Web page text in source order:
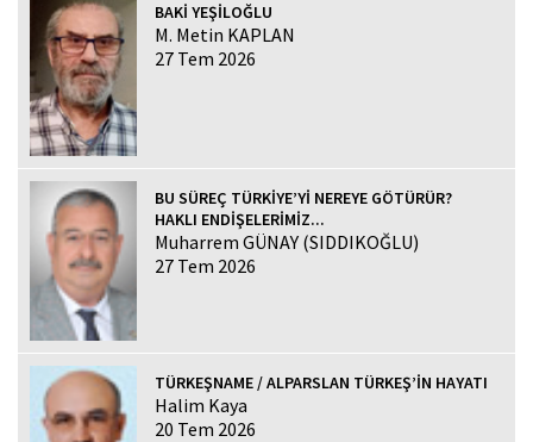
BAKİ YEŞİLOĞLU
M. Metin KAPLAN
27 Tem 2026
BU SÜREÇ TÜRKİYE’Yİ NEREYE GÖTÜRÜR?
HAKLI ENDİŞELERİMİZ...
Muharrem GÜNAY (SIDDIKOĞLU)
27 Tem 2026
TÜRKEŞNAME / ALPARSLAN TÜRKEŞ’İN HAYATI
Halim Kaya
20 Tem 2026